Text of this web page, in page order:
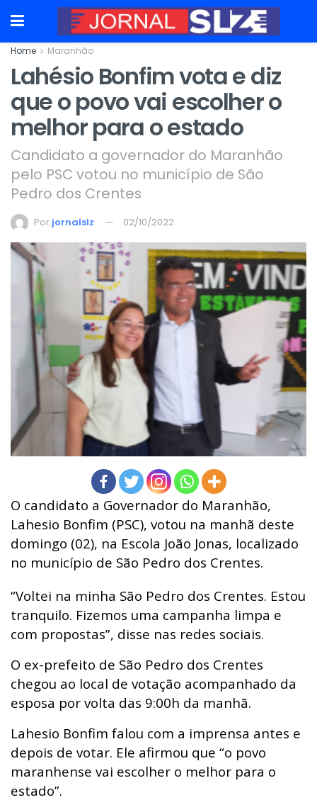
Home Maranhão
Lahésio Bonfim vota e diz
que o povo vai escolher o
melhor para o estado
Candidato a governador do Maranhão
pelo PSC votou no município de São
Pedro dos Crentes
Por jornalslz 02/10/2022
O candidato a Governador do Maranhão,
Lahesio Bonfim (PSC), votou na manhã deste
domingo (02), na Escola João Jonas, localizado
no município de São Pedro dos Crentes.
“Voltei na minha São Pedro dos Crentes. Estou
tranquilo. Fizemos uma campanha limpa e
com propostas”, disse nas redes sociais.
O ex-prefeito de São Pedro dos Crentes
chegou ao local de votação acompanhado da
esposa por volta das 9:00h da manhã.
Lahesio Bonfim falou com a imprensa antes e
depois de votar. Ele afirmou que “o povo
maranhense vai escolher o melhor para o
estado”.